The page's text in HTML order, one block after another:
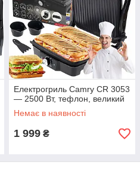
Електрогриль Camry CR 3053
— 2500 Вт, тефлон, великий
Немає в наявності
1 999 ₴